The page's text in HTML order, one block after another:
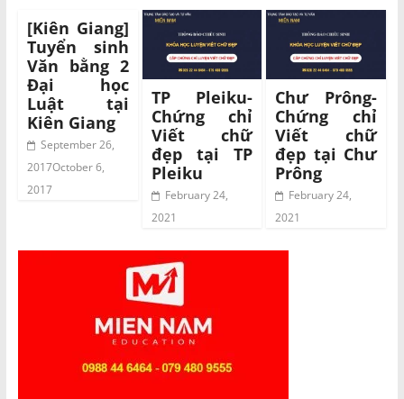
[Kiên Giang]
Tuyển sinh
Văn bằng 2
Đại học
Luật tại
Kiên Giang
September 26,
2017October 6,
2017
TP Pleiku-
Chứng chỉ
Viết chữ
đẹp tại TP
Pleiku
February 24,
2021
Chư Prông-
Chứng chỉ
Viết chữ
đẹp tại Chư
Prông
February 24,
2021